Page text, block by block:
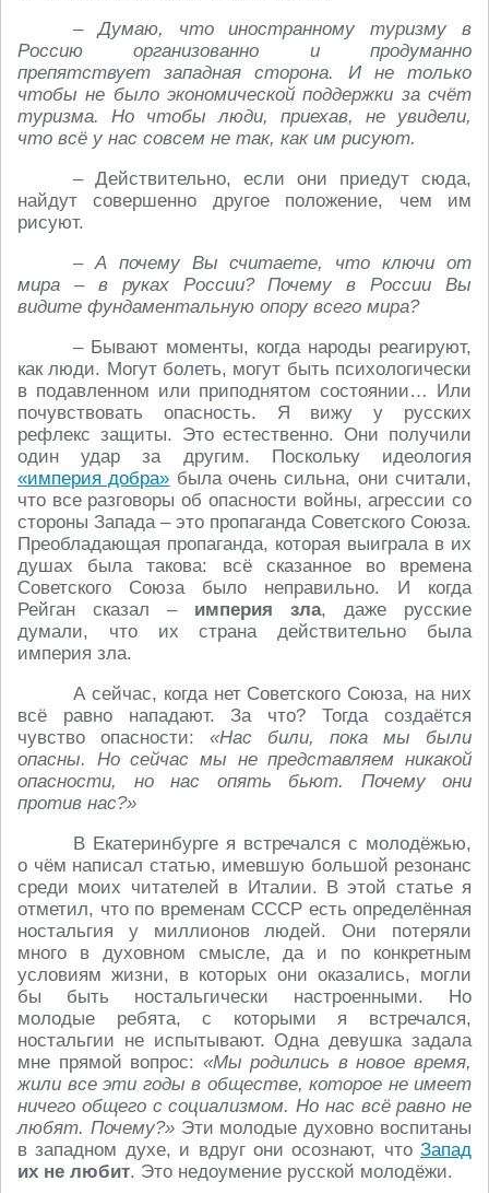
– Думаю, что иностранному туризму в
Россию организованно и продуманно
препятствует западная сторона. И не только
чтобы не было экономической поддержки за счёт
туризма. Но чтобы люди, приехав, не увидели,
что всё у нас совсем не так, как им рисуют.
– Действительно, если они приедут сюда,
найдут совершенно другое положение, чем им
рисуют.
– А почему Вы считаете, что ключи от
мира – в руках России? Почему в России Вы
видите фундаментальную опору всего мира?
– Бывают моменты, когда народы реагируют,
как люди. Могут болеть, могут быть психологически
в подавленном или приподнятом состоянии… Или
почувствовать опасность. Я вижу у русских
рефлекс защиты. Это естественно. Они получили
один удар за другим. Поскольку идеология
«империя добра» была очень сильна, они считали,
что все разговоры об опасности войны, агрессии со
стороны Запада – это пропаганда Советского Союза.
Преобладающая пропаганда, которая выиграла в их
душах была такова: всё сказанное во времена
Советского Союза было неправильно. И когда
Рейган сказал – империя зла, даже русские
думали, что их страна действительно была
империя зла.
А сейчас, когда нет Советского Союза, на них
всё равно нападают. За что? Тогда создаётся
чувство опасности: «Нас били, пока мы были
опасны. Но сейчас мы не представляем никакой
опасности, но нас опять бьют. Почему они
против нас?»
В Екатеринбурге я встречался с молодёжью,
о чём написал статью, имевшую большой резонанс
среди моих читателей в Италии. В этой статье я
отметил, что по временам СССР есть определённая
ностальгия у миллионов людей. Они потеряли
много в духовном смысле, да и по конкретным
условиям жизни, в которых они оказались, могли
бы быть ностальгически настроенными. Но
молодые ребята, с которыми я встречался,
ностальгии не испытывают. Одна девушка задала
мне прямой вопрос: «Мы родились в новое время,
жили все эти годы в обществе, которое не имеет
ничего общего с социализмом. Но нас всё равно не
любят. Почему?» Эти молодые духовно воспитаны
в западном духе, и вдруг они осознают, что Запад
их не любит. Это недоумение русской молодёжи.